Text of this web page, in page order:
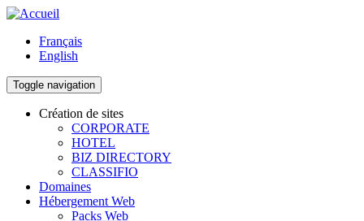
Aller
contenu
principal
Français
English
Toggle navigation
navigation
Création de sites
CORPORATE
HOTEL
BIZ DIRECTORY
CLASSIFIO
Domaines
Hébergement Web
Packs Web